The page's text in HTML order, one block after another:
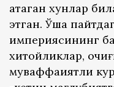
атаган хунлар
этган. Ўша
империясининг
хитойликлар,
муваффақиятли